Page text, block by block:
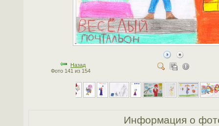
Назад
Фото 141 из 154
Информация о